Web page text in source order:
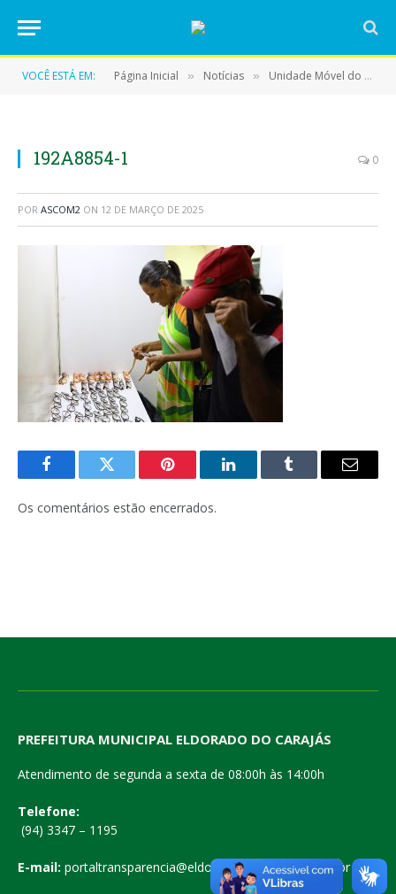
VOCÊ ESTÁ EM: Página Inicial » Notícias » Unidade Móvel do CISAT leva atendimento oftalmológico à população de Eldorado do Carajás!
192A8854-1 0
POR ASCOM2 ON 12 DE MARÇO DE 2025
FacebookTwitter Pinterest LinkedInTumblr
E-
Os comentários estão encerrados.
PREFEITURA MUNICIPAL ELDORADO DO CARAJÁS
Atendimento de segunda a sexta de 08:00h às 14:00h
Telefone:
(94) 3347 – 1195
E-mail: portaltransparencia@eldoradodocarajas.pa.gov.br